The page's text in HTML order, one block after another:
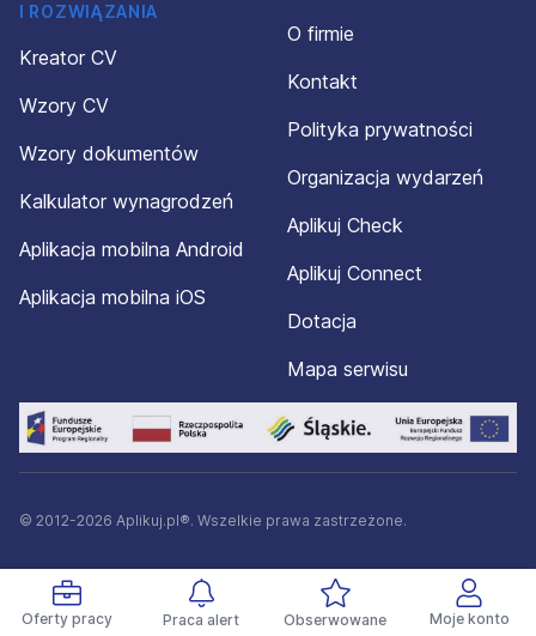
Oferty pracy Praca alert Obserwowane Moje konto
I ROZWIĄZANIA
Kreator CV
Wzory CV
Wzory dokumentów
Kalkulator wynagrodzeń
Aplikacja mobilna Android
Aplikacja mobilna iOS
O firmie
Kontakt
Polityka prywatności
Organizacja wydarzeń
Aplikuj Check
Aplikuj Connect
Dotacja
Mapa serwisu
© 2012-2026 Aplikuj.pl®. Wszelkie prawa zastrzeżone.